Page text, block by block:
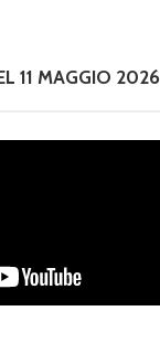
11 MAGGIO 2026